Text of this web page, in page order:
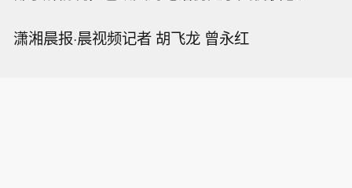
潇湘晨报·晨视频记者 胡飞龙 曾永红